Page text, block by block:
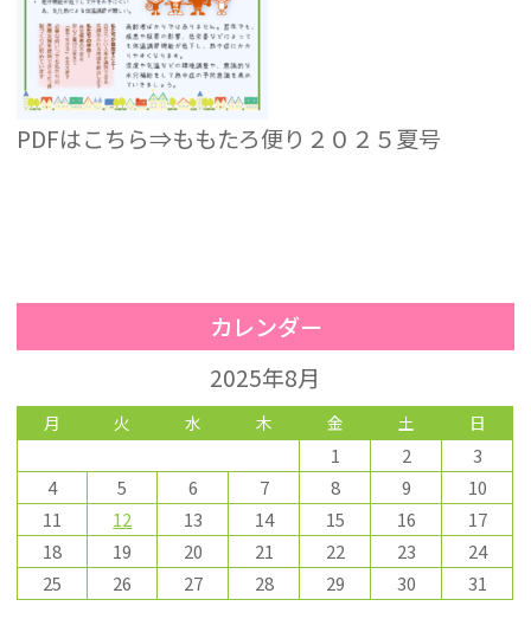
PDFはこちら⇒ももたろ便り２０２５夏号
カレンダー
2025年8月
月 火 水 木 金 土 日
1 2
3
4
5 6 7 8 9
10
11
12 13 14 15 16
17
18
19 20 21 22 23
24
25
26 27 28 29 30 31